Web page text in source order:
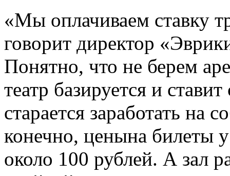
«Мы оплачиваем ставку
говорит директор
Понятно, что не берем
театр базируется и
старается заработать на
конечно, ценына билеты
около 100 рублей. А зал